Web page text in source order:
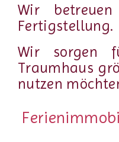
Wir
Fertigstellung.
Wir sorgen
Traumhaus
nutzen